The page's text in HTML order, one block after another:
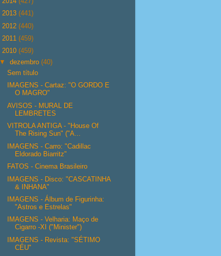
2013 (441)
2012 (440)
2011 (459)
2010 (459)
▼dezembro(40)
Sem título
IMAGENS - Cartaz: "O GORDO E
O MAGRO"
AVISOS - MURAL DE
LEMBRETES
VITROLA ANTIGA - "House Of
The Rising Sun" ("A...
IMAGENS - Carro: "Cadillac
Eldorado Biarritz"
FATOS - Cinema Brasileiro
IMAGENS - Disco: "CASCATINHA
& INHANA"
IMAGENS - Álbum de Figurinha:
"Astros e Estrelas"
IMAGENS - Velharia: Maço de
Cigarro -XI ("Minister")
IMAGENS - Revista: "SÉTIMO
CÉU"